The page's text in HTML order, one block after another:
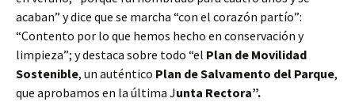
acaban” y dice que se marcha “con el corazón partío”:
“Contento por lo que hemos hecho en conservación y
limpieza”; y destaca sobre todo “el Plan de Movilidad
Sostenible, un auténtico Plan de Salvamento del Parque,
que aprobamos en la última Junta Rectora”.